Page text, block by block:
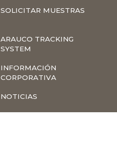
SOLICITAR MUESTRAS
ARAUCO TRACKING
SYSTEM
INFORMACIÓN
CORPORATIVA
NOTICIAS